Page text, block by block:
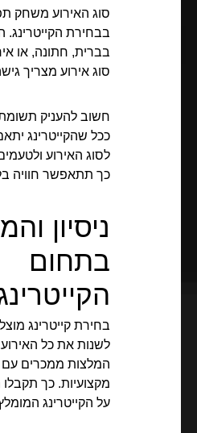
סוג האירוע משחק
בבחירת
בברית, חתונה, או
סוג אירוע מצריך
חשוב להעניק
ככל שהקייטרינג
לסוג האירוע
כך תתאפשר חוויה
ניסיון
בתחום
בחירת קייטרינג
לשנות את כל
המלצות ממכרים עם
מקצועיות. כך
על הקייטרינג